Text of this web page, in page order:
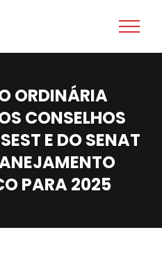
ORDINÁRIA
CONSELHOS
E DO SENAT
PARA 2025